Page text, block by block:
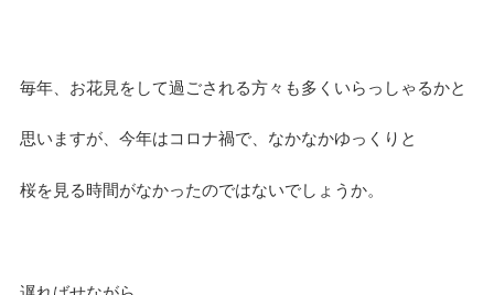
毎年、お花見をして過ごされる方々も多くいらっしゃるかと
思いますが、今年はコロナ禍で、なかなかゆっくりと
桜を見る時間がなかったのではないでしょうか。